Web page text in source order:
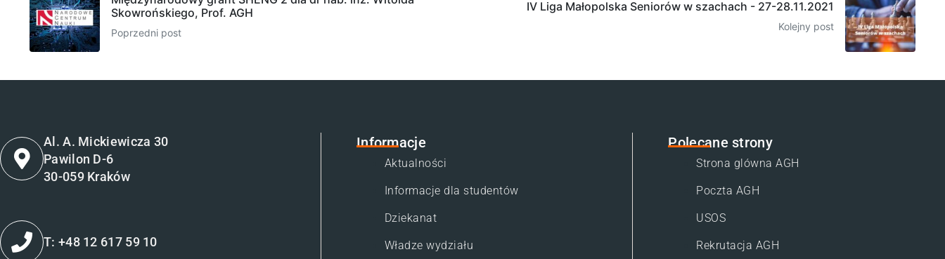
Skowrońskiego, Prof. AGH
Poprzedni post
IV Liga Małopolska Seniorów w szachach - 27-28.11.2021
Kolejny post
Al. A. Mickiewicza 30
Pawilon D-6
30-059 Kraków
T: +48 12 617 59 10
Informacje
Aktualności
Informacje dla studentów
Dziekanat
Władze wydziału
Polecane strony
Strona glówna AGH
Poczta AGH
USOS
Rekrutacja AGH